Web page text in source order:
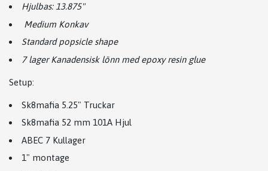
Hjulbas: 13.875"
Medium Konkav
Standard popsicle shape
7 lager Kanadensisk lönn med epoxy resin glue
Setup:
Sk8mafia 5.25" Truckar
Sk8mafia 52 mm 101A Hjul
ABEC 7 Kullager
1" montage